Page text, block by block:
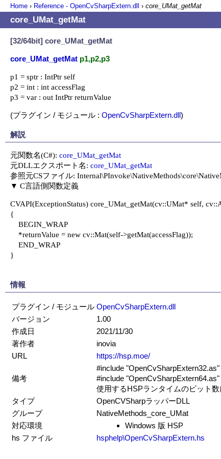
Home › Reference - OpenCvSharpExtern.dll › core_UMat_getMat
core_UMat_getMat
[32/64bit] core_UMat_getMat
core_UMat_getMat p1,p2,p3
p1 = sptr : IntPtr self
p2 = int : int accessFlag
p3 = var : out IntPtr returnValue
(プラグイン / モジュール : OpenCvSharpExtern.dll)
解説
元関数名(C#): core_UMat_getMat
元DLLエクスポート名: core_UMat_getMat
参照元CSファイル:
CVAPI(ExceptionStatus) core_UMat_getMat(cv::UMat* self,
{
    BEGIN_WRAP
    *returnValue = new cv::Mat(self->getMat(accessFlag));
    END_WRAP
}
情報
プラグイン / モジュール OpenCvSharpExtern.dll
バージョン
1.00
作成日
2021/11/30
著作者
inovia
URL
https://hsp.moe/
備考
#include "OpenCvSharpExtern32.as"
#include "OpenCvSharpExtern64.as"
使用するHSPランタイムのビット
タイプ
OpenCVSharpラッパーDLL
グループ
NativeMethods_core_UMat
対応環境
Windows 版 HSP
hs ファイル
hsphelp\OpenCvSharpExtern.hs